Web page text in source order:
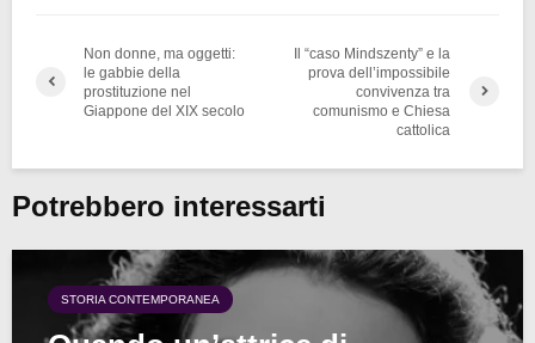
Non donne, ma oggetti:
le gabbie della
prostituzione nel
Giappone del XIX secolo
Il “caso Mindszenty” e la
prova dell’impossibile
convivenza tra
comunismo e Chiesa
cattolica
Potrebbero interessarti
STORIA CONTEMPORANEA